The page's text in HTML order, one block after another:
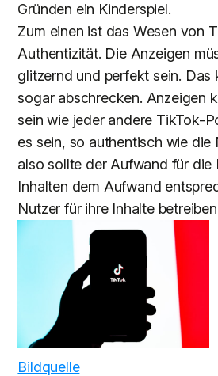
Gründen ein Kinderspiel.
Zum einen ist das Wesen von
Authentizität. Die Anzeigen
glitzernd und perfekt sein. Das
sogar abschrecken. Anzeigen
sein wie jeder andere TikTok-
es sein, so authentisch wie die
also sollte der Aufwand für die
Inhalten dem Aufwand
Nutzer für ihre Inhalte
Bildquelle